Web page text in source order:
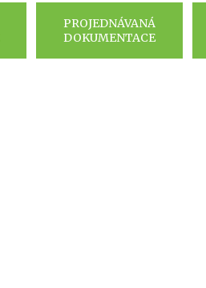
PROJEDNÁVANÁ
DOKUMENTACE